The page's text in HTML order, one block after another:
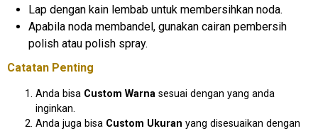
Lap dengan kain lembab untuk membersihkan noda.
Apabila noda membandel, gunakan cairan pembersih
polish atau polish spray.
Catatan Penting
Anda bisa Custom Warna sesuai dengan yang anda
inginkan.
Anda juga bisa Custom Ukuran yang disesuaikan dengan